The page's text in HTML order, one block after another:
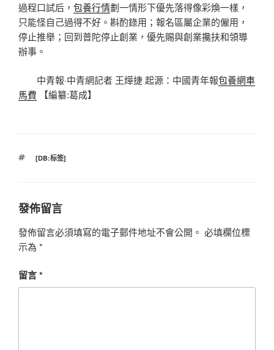
過程口試后， 包養行情劃一情形下優先落得像彩煥一樣，
只能怪自己過得不好。斟酌錄用；報名區屬企業的僱用，
停止推舉；回到普陀停止創業，優先賜與創業攙扶和領導
辦事。
中青報·中青網記者 王燁捷 起源：中國青年報包養網車
馬費 【編纂:葛成】
標
[DB:标签]
發佈留言
發佈留言必須填寫的電子郵件地址不會公開。 必填欄位標
示為 *
留言*